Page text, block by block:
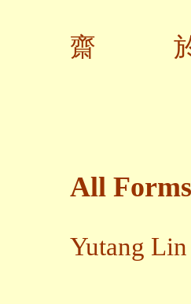
齋 於
All
Yutang Lin